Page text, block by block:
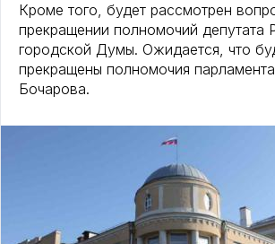
Кроме того, будет рассмотрен
прекращении полномочий депутата
городской Думы. Ожидается, что
прекращены полномочия
Бочарова.